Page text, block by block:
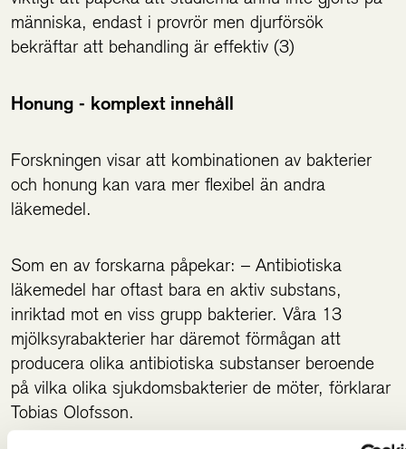
människa, endast i provrör men djurförsök
bekräftar att behandling är effektiv (3)
Honung - komplext innehåll
Forskningen visar att kombinationen av bakterier
och honung kan vara mer flexibel än andra
läkemedel.
Som en av forskarna påpekar: – Antibiotiska
läkemedel har oftast bara en aktiv substans,
inriktad mot en viss grupp bakterier. Våra 13
mjölksyrabakterier har däremot förmågan att
producera olika antibiotiska substanser beroende
på vilka olika sjukdomsbakterier de möter, förklarar
Tobias Olofsson.